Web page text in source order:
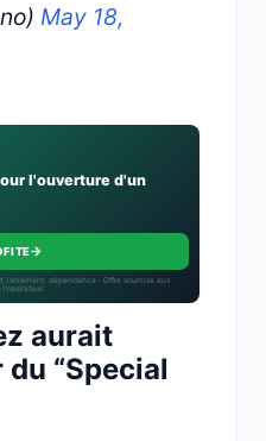
May 18,
l'ouverture d'un
→
isolement, dépendance · Offre soumise aux
aurait
“Special